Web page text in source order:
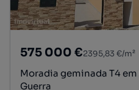
575 000 €2395,83 €/m²
Moradia geminada T4
Guerra